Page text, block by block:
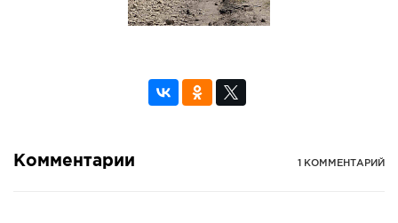
Комментарии 1 КОММЕНТАРИЙ